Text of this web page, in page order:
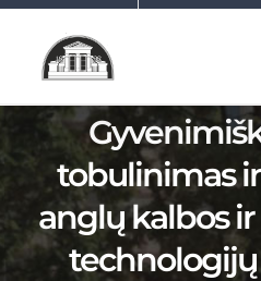
tobulinimas
anglų kalbos